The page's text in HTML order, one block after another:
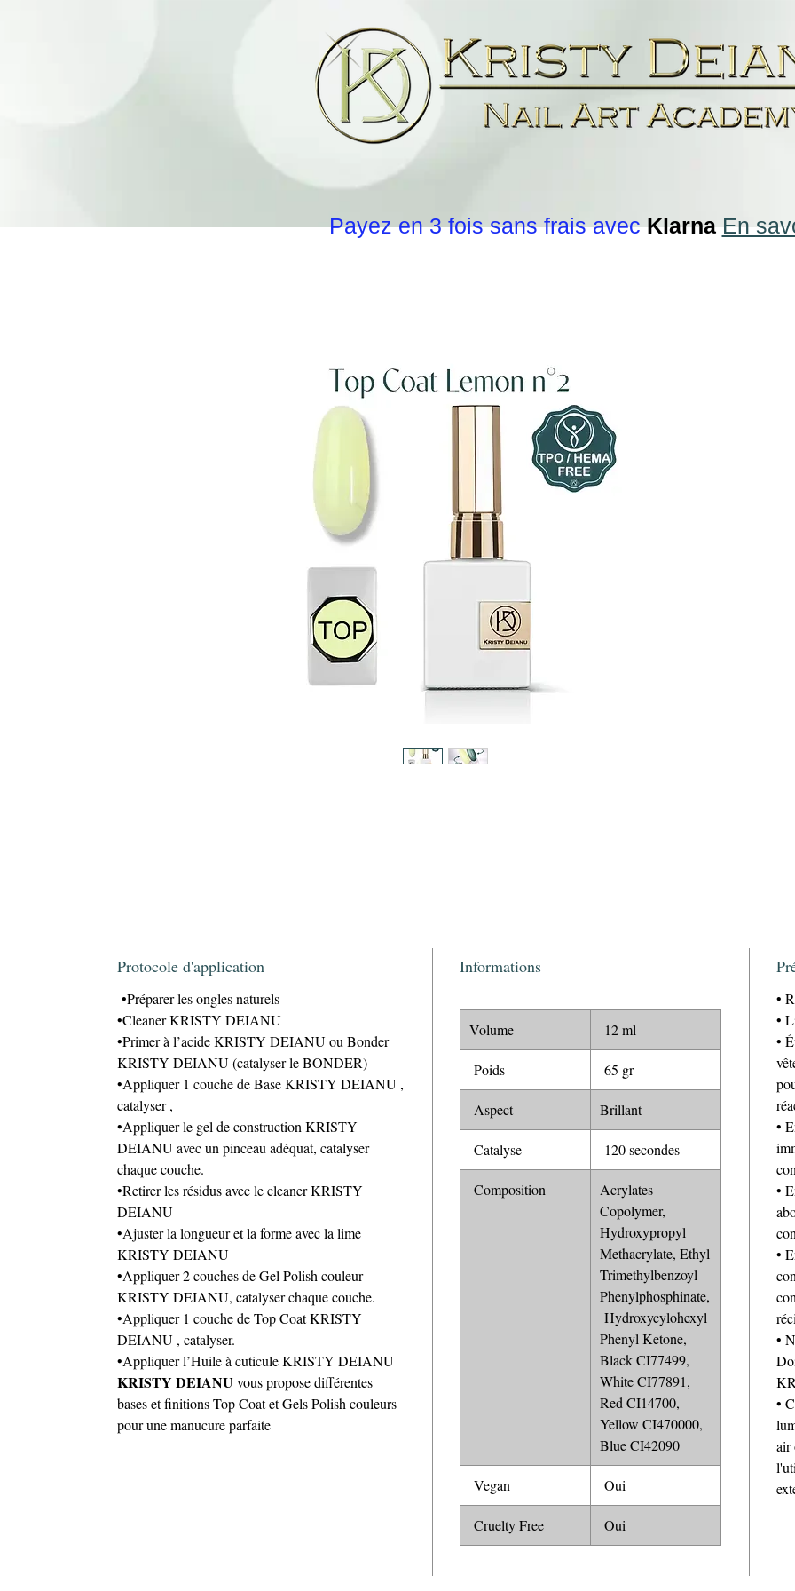
Protocole d'application
•Préparer les ongles naturels
•Cleaner KRISTY DEIANU
•Primer à l’acide KRISTY DEIANU ou Bonder
KRISTY DEIANU (catalyser le BONDER)
•Appliquer 1 couche de Base KRISTY DEIANU ,
catalyser ,
•Appliquer le gel de construction KRISTY
DEIANU avec un pinceau adéquat, catalyser
chaque couche.
•Retirer les résidus avec le cleaner KRISTY
DEIANU
•Ajuster la longueur et la forme avec la lime
KRISTY DEIANU
•Appliquer 2 couches de Gel Polish couleur
KRISTY DEIANU, catalyser chaque couche.
•Appliquer 1 couche de Top Coat KRISTY
DEIANU , catalyser.
•Appliquer l’Huile à cuticule KRISTY DEIANU
KRISTY DEIANUvous propose différentes
bases et finitions Top Coat et Gels Polish couleurs
pour une manucure parfaite
Informations
Volume 12 ml
Poids 65 gr
Aspect Brillant
Catalyse 120 secondes
Composition
Acrylates
Copolymer,
Hydroxypropyl
Methacrylate, Ethyl
Trimethylbenzoyl
Phenylphosphinate,
Hydroxycylohexyl
Phenyl Ketone,
Black CI77499,
White CI77891,
Red CI14700,
Yellow CI470000,
Blue CI42090
Vegan Oui
Cruelty Free Oui
•
•
•
•
•
•
•
•
air
Payez en 3 fois sans frais avecKlarna En